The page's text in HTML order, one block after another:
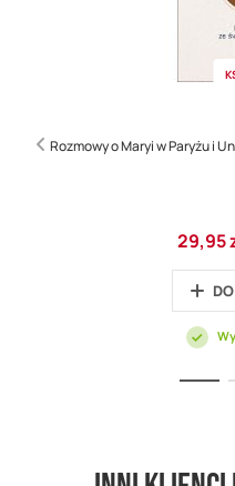
Rozmowy o Maryi w Paryżu i
Cena
29,95